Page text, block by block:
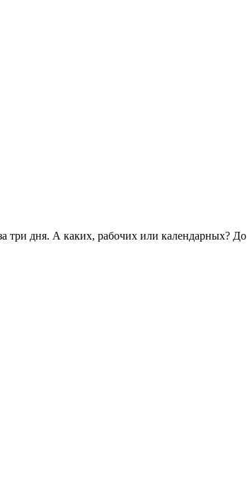
три дня. А каких, рабочих или календарных? До